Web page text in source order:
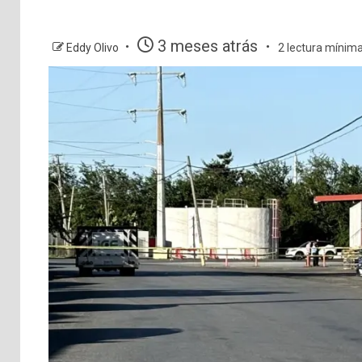
Eddy Olivo 3 meses atrás 2 lectura